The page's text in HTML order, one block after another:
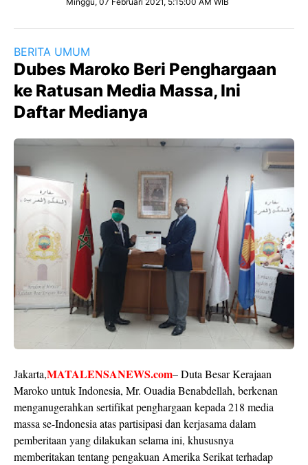
BERITA UMUM
Dubes Maroko Beri Penghargaan
ke Ratusan Media Massa, Ini
Daftar Medianya
Jakarta,MATALENSANEWS.com– Duta Besar Kerajaan
Maroko untuk Indonesia, Mr. Ouadia Benabdellah, berkenan
menganugerahkan sertifikat penghargaan kepada 218 media
massa se-Indonesia atas partisipasi dan kerjasama dalam
pemberitaan yang dilakukan selama ini, khususnya
memberitakan tentang pengakuan Amerika Serikat terhadap